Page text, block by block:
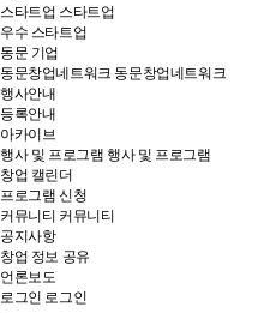
스타트업 스타트업
우수 스타트업
동문 기업
동문창업네트워크 동문창업네트워크
행사안내
등록안내
아카이브
행사 및 프로그램 행사 및 프로그램
창업 캘린더
프로그램 신청
커뮤니티 커뮤니티
공지사항
창업 정보 공유
언론보도
로그인 로그인